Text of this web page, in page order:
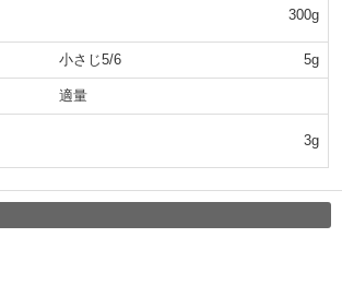
300g
小さじ5/6 5g
適量
3g